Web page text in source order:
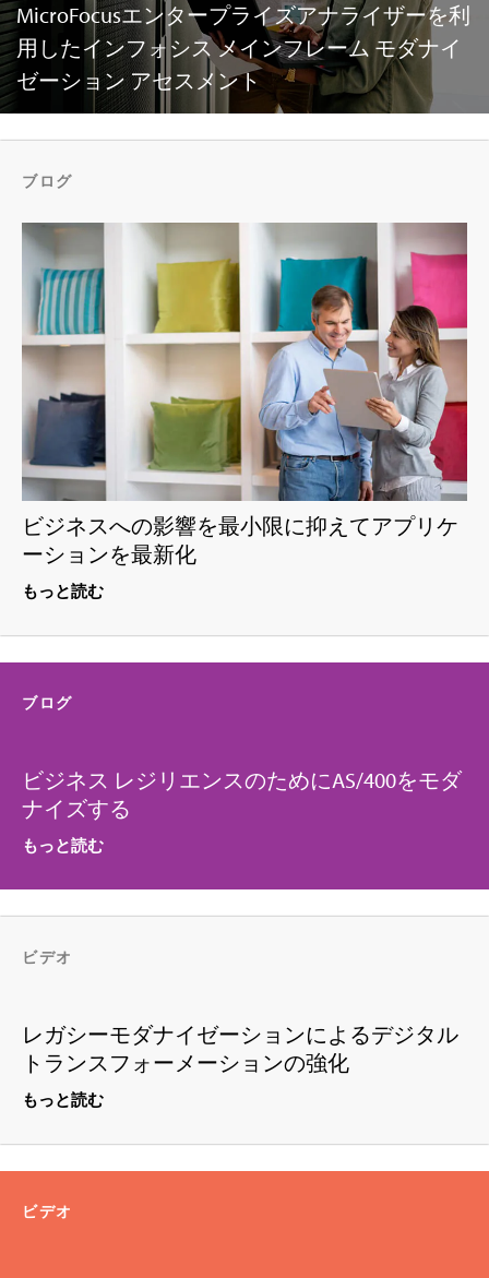
MicroFocusエンタープライズアナライザーを利
用したインフォシス メインフレーム モダナイ
ゼーション アセスメント
ブログ
ビジネスへの影響を最小限に抑えてアプリケ
ーションを最新化
もっと読む
ブログ
ビジネス レジリエンスのためにAS/400をモダ
ナイズする
もっと読む
ビデオ
レガシーモダナイゼーションによるデジタル
トランスフォーメーションの強化
もっと読む
ビデオ